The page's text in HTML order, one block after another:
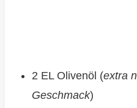
2 EL Olivenöl (extra
Geschmack)